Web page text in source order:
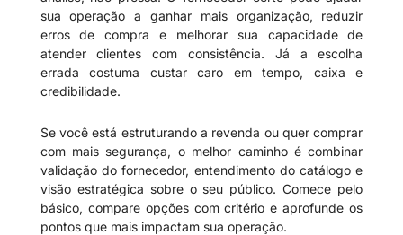
sua operação a ganhar mais organização, reduzir
erros de compra e melhorar sua capacidade de
atender clientes com consistência. Já a escolha
errada costuma custar caro em tempo, caixa e
credibilidade.
Se você está estruturando a revenda ou quer comprar
com mais segurança, o melhor caminho é combinar
validação do fornecedor, entendimento do catálogo e
visão estratégica sobre o seu público. Comece pelo
básico, compare opções com critério e aprofunde os
pontos que mais impactam sua operação.